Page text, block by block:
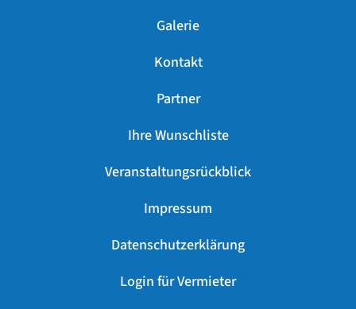
Galerie
Kontakt
Partner
Ihre Wunschliste
Veranstaltungsrückblick
Impressum
Datenschutzerklärung
Login für Vermieter